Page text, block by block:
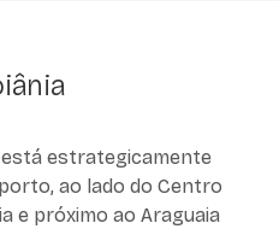
estrategicamente
ao lado do Centro
e próximo ao Araguaia